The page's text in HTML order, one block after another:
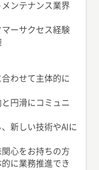
ンテナンス業界
ーサクセス経験
わせて主体的に
円滑にコミュニ
新しい技術やAIに
心をお持ちの方
に業務推進でき